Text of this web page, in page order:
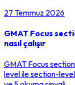
27 Temmuz 2026
GMAT Focus
nasıl çalışır
GMAT Focus
level ile section-